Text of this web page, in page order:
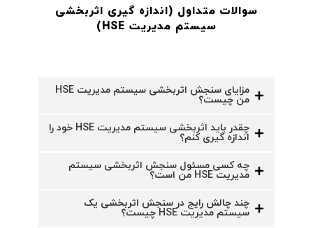
سوالات متداول (اندازه گیری اثربخشی
سیستم مدیریت HSE
)
مزایای سنجش اثربخشی سیستم مدیریت HSE
من چیست؟
چقدر باید اثربخشی سیستم مدیریت HSE خود را
اندازه گیری کنم؟
چه کسی مسئول سنجش اثربخشی سیستم
مدیریت HSE من است؟
چند چالش رایج در سنجش اثربخشی یک
سیستم مدیریت HSE چیست؟